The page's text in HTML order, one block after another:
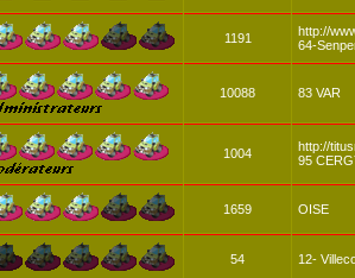
1191
http://
64-
10088
83 VAR
1004
http://
95
1659 OISE
54 12-